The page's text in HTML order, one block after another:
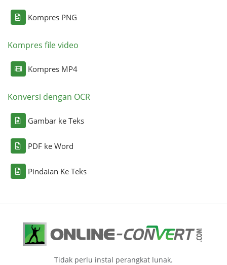
Kompres PNG
Kompres file video
Kompres MP4
Konversi dengan OCR
Gambar ke Teks
PDF ke Word
Pindaian Ke Teks
Tidak perlu instal perangkat lunak.